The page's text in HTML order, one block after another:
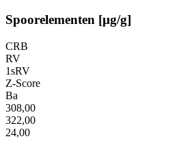
Spoorelementen [µg/g]
CRB
RV
1sRV
Z-Score
Ba
308,00
322,00
24,00